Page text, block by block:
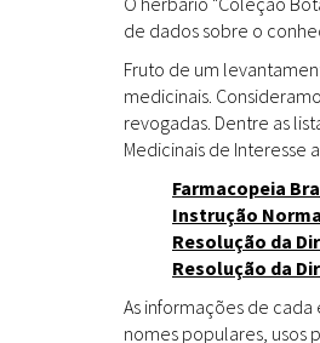
de dados sobre o
Fruto de um
medicinais.
revogadas. Dentre as
Medicinais de Interesse
Farmacopeia
Instrução
Resolução da
Resolução da
As informações de
nomes populares, usos